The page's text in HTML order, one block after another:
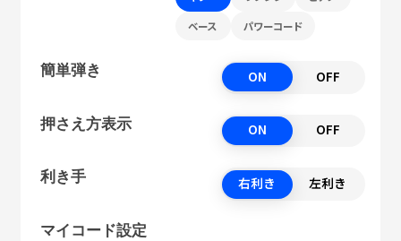
ベース パワーコード
簡単弾き ON OFF
押さえ方表示 ON OFF
利き手 右利き 左利き
マイコード設定